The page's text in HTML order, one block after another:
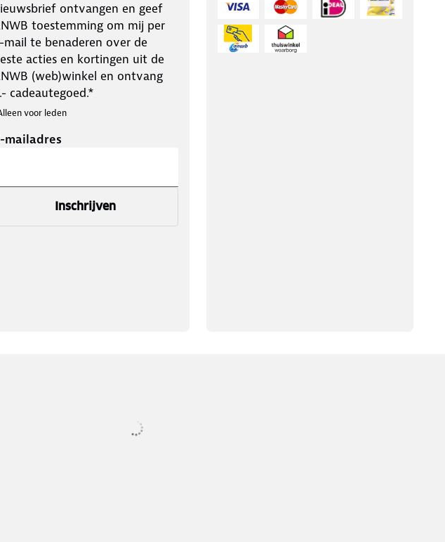
ontvangen en geef
toestemming om mij per
mail te benaderen over de
acties en kortingen uit de
(web)winkel en ontvang
cadeautegoed.*
voor leden
mailadres
Inschrijven